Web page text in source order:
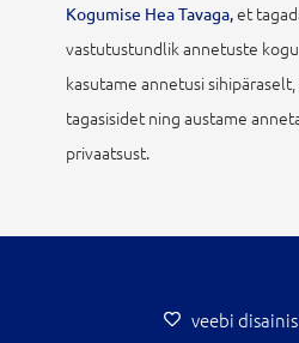
Kogumise Hea Tavaga,et
vastutustundlik annetuste
kasutame annetusi
tagasisidet ning austame
privaatsust.
veebi